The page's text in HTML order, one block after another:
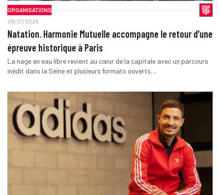
ORGANISATIONS
08/07/2026
Natation. Harmonie Mutuelle accompagne le retour d’une
épreuve historique à Paris
La nage en eau libre revient au cœur de la capitale avec un parcours
inédit dans la Seine et plusieurs formats ouverts…